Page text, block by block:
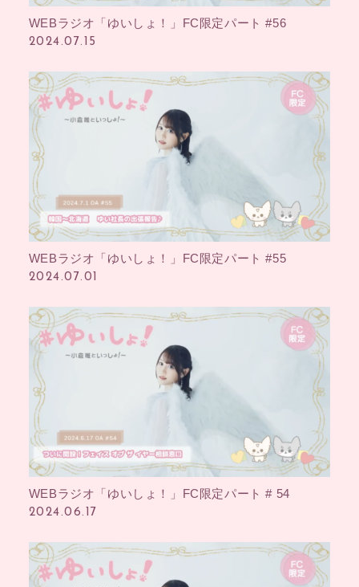
WEBラジオ「ゆいしょ！」FC限定パート #56
2024.07.15
WEBラジオ「ゆいしょ！」FC限定パート #55
2024.07.01
WEBラジオ「ゆいしょ！」FC限定パート # 54
2024.06.17